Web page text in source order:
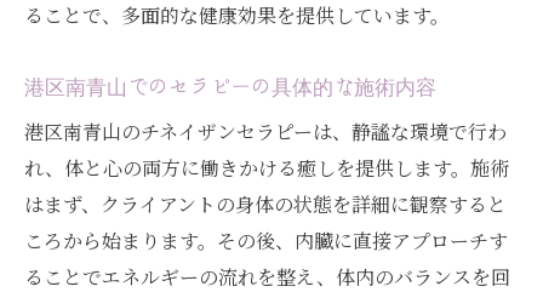
ることで、多面的な健康効果を提供しています。
港区南青山でのセラピーの具体的な施術内容
港区南青山のチネイザンセラピーは、静謐な環境で行わ
れ、体と心の両方に働きかける癒しを提供します。施術
はまず、クライアントの身体の状態を詳細に観察すると
ころから始まります。その後、内臓に直接アプローチす
ることでエネルギーの流れを整え、体内のバランスを回